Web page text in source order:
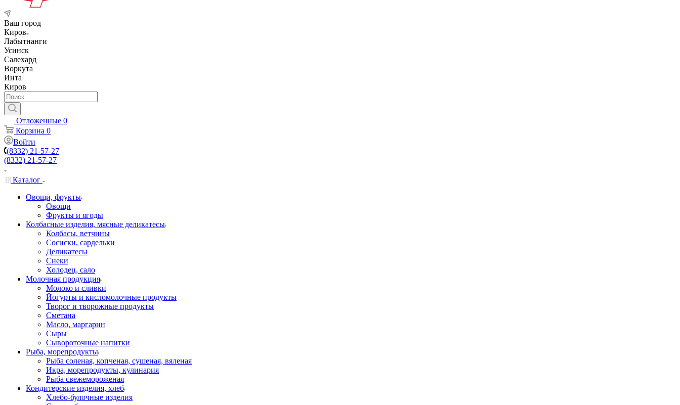
Ваш город
Киров
Лабытнанги
Усинск
Салехард
Воркута
Инта
Киров
Отложенные 0
Корзина 0
Войти
(8332) 21-57-27
(8332) 21-57-27
Каталог
Овощи, фрукты
Овощи
Фрукты и ягоды
Колбасные изделия, мясные деликатесы
Колбасы, ветчины
Сосиски, сардельки
Деликатесы
Снеки
Холодец, сало
Молочная продукция
Молоко и сливки
Йогурты и кисломолочные продукты
Творог и творожные продукты
Сметана
Масло, маргарин
Сыры
Сывороточные напитки
Рыба, морепродукты
Рыба соленая, копченая, сушеная, вяленая
Икра, морепродукты, кулинария
Рыба свежемороженая
Кондитерские изделия, хлеб
Хлебо-булочные изделия